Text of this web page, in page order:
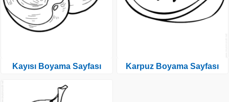
Kayısı Boyama Sayfası Karpuz Boyama Sayfası